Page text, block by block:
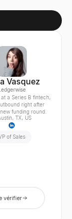
SaaS de
Entreprise
Ledgerwise
Vasquez
at a Series B fintech,
right after
funding round.
TX, US
of Sales
vérifier